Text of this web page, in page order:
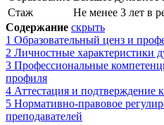
Стаж
Не менее 3 лет в
Содержание скрыть
1 Образовательный ценз и
2 Личностные характеристики
3 Профессиональные
профиля
4 Аттестация и подтверждение
5 Нормативно-правовое
преподавателей